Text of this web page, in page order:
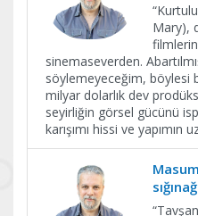
Mary),
sinemaseverden.
söylemeyeceğim, böylesi
milyar dolarlık dev
seyirliğin görsel gücünü
karışımı hissi ve yapımın